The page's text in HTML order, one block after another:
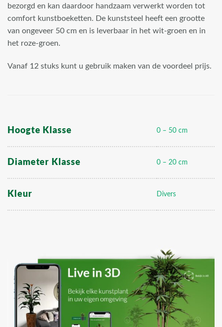
bezorgd en kan daardoor handzaam verwerkt worden tot
comfort kunstboeketten. De kunststeel heeft een grootte
van ongeveer 50 cm en is leverbaar in het wit-groen en in
het roze-groen.
Vanaf 12 stuks kunt u gebruik maken van de voordeel prijs.
Hoogte Klasse 0 – 50 cm
Diameter Klasse 0 – 20 cm
Kleur Divers